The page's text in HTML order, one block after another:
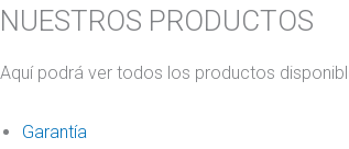
NUESTROS PRODUCTOS
Aquí podrá ver todos los productos
Garantía